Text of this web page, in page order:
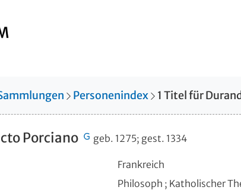
Personenindex 1 Titelfür
Porciano geb. 1275; gest. 1334
Frankreich
Philosoph ; Katholischer